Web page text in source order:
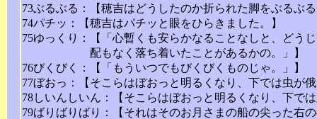
73ぶるぶる：【穂吉はどうしたのか折られた脚をぶるぶ
74パチッ：【穂吉はパチッと眼をひらきました。】
75ゆっくり：【「心暫くも安らかなることなしと、どう
配もなく落ち着いたことがあるかの。」】
76びくびく：【「もういつでもびくびくものじゃ。」】
77ぼおっ：【そこらはぼおっと明るくなり、下では虫が
78しいんしいん：【そこらはぼおっと明るくなり、下で
79ばりばりばり：【それはそのお月さまの船の尖った右